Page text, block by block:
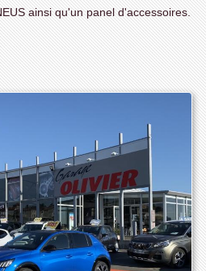
ainsi qu'un panel d'accessoires.